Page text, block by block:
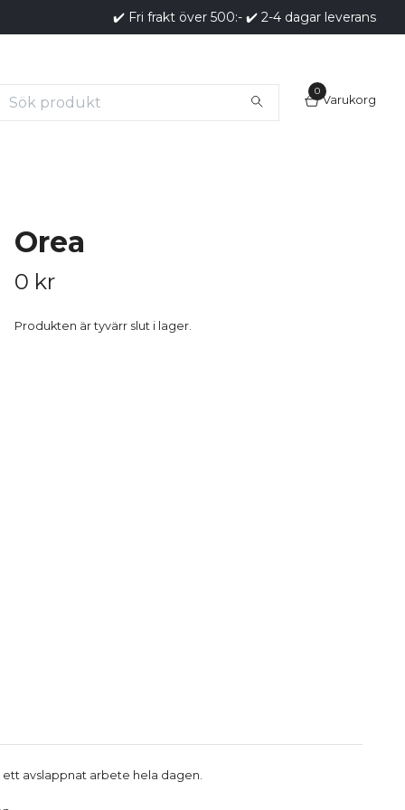
✔️ Fri frakt över 500:- ✔️ 2-4 dagar leverans
0
Varukorg
Orea
0 kr
Produkten är tyvärr slut i lager.
avslappnat arbete hela dagen.